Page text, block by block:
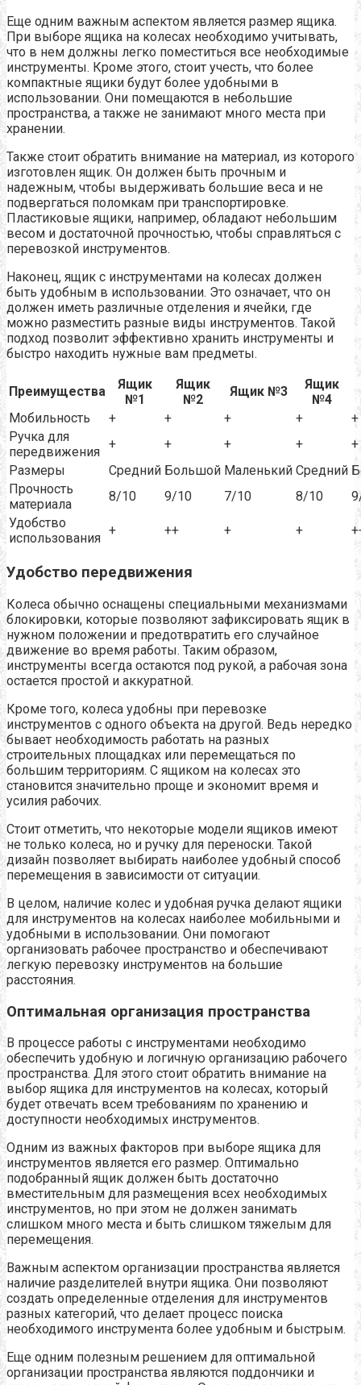
Еще одним важным аспектом является размер ящика.
При выборе ящика на колесах необходимо учитывать,
что в нем должны легко поместиться все необходимые
инструменты. Кроме этого, стоит учесть, что более
компактные ящики будут более удобными в
использовании. Они помещаются в небольшие
пространства, а также не занимают много места при
хранении.
Также стоит обратить внимание на материал, из которого
изготовлен ящик. Он должен быть прочным и
надежным, чтобы выдерживать большие веса и не
подвергаться поломкам при транспортировке.
Пластиковые ящики, например, обладают небольшим
весом и достаточной прочностью, чтобы справляться с
перевозкой инструментов.
Наконец, ящик с инструментами на колесах должен
быть удобным в использовании. Это означает, что он
должен иметь различные отделения и ячейки, где
можно разместить разные виды инструментов. Такой
подход позволит эффективно хранить инструменты и
быстро находить нужные вам предметы.
Преимущества
Ящик
№1
Ящик
№2
Ящик №3
Ящик
№4
Мобильность
+ + + +
+
Ручка для
передвижения
+ + + +
+
Размеры
Средний Большой Маленький Средний
Прочность
материала
8/10 9/10 7/10 8/10
Удобство
использования
+ ++ + +
Удобство передвижения
Колеса обычно оснащены специальными механизмами
блокировки, которые позволяют зафиксировать ящик в
нужном положении и предотвратить его случайное
движение во время работы. Таким образом,
инструменты всегда остаются под рукой, а рабочая зона
остается простой и аккуратной.
Кроме того, колеса удобны при перевозке
инструментов с одного объекта на другой. Ведь нередко
бывает необходимость работать на разных
строительных площадках или перемещаться по
большим территориям. С ящиком на колесах это
становится значительно проще и экономит время и
усилия рабочих.
Стоит отметить, что некоторые модели ящиков имеют
не только колеса, но и ручку для переноски. Такой
дизайн позволяет выбирать наиболее удобный способ
перемещения в зависимости от ситуации.
В целом, наличие колес и удобная ручка делают ящики
для инструментов на колесах наиболее мобильными и
удобными в использовании. Они помогают
организовать рабочее пространство и обеспечивают
легкую перевозку инструментов на большие
расстояния.
Оптимальная организация пространства
В процессе работы с инструментами необходимо
обеспечить удобную и логичную организацию рабочего
пространства. Для этого стоит обратить внимание на
выбор ящика для инструментов на колесах, который
будет отвечать всем требованиям по хранению и
доступности необходимых инструментов.
Одним из важных факторов при выборе ящика для
инструментов является его размер. Оптимально
подобранный ящик должен быть достаточно
вместительным для размещения всех необходимых
инструментов, но при этом не должен занимать
слишком много места и быть слишком тяжелым для
перемещения.
Важным аспектом организации пространства является
наличие разделителей внутри ящика. Они позволяют
создать определенные отделения для инструментов
разных категорий, что делает процесс поиска
необходимого инструмента более удобным и быстрым.
Еще одним полезным решением для оптимальной
организации пространства являются поддончики и